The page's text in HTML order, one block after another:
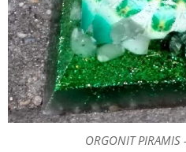
ORGONIT